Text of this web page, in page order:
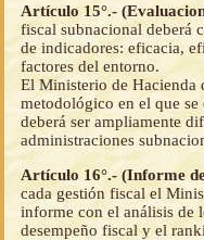
Artículo 15°.-
fiscal subnacional deberá
de indicadores: eficacia,
factores del entorno.
El Ministerio de Hacienda
metodológico en el que se
deberá ser ampliamente
administraciones
Artículo 16°.- (Informe
cada gestión fiscal el
informe con el análisis de
desempeño fiscal y el